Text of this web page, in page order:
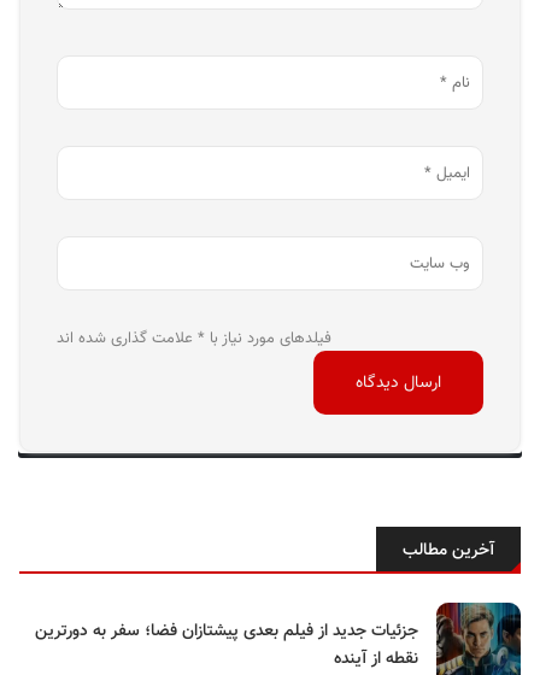
فیلدهای مورد نیاز با * علامت گذاری شده اند
آخرین مطالب
جزئیات جدید از فیلم بعدی پیشتازان فضا؛ سفر به دورترین
نقطه از آینده